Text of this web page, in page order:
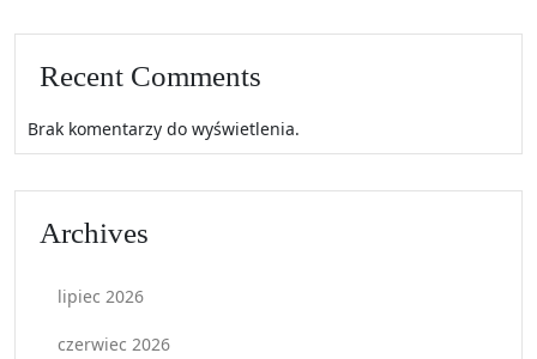
Recent Comments
Brak komentarzy do wyświetlenia.
Archives
lipiec 2026
czerwiec 2026